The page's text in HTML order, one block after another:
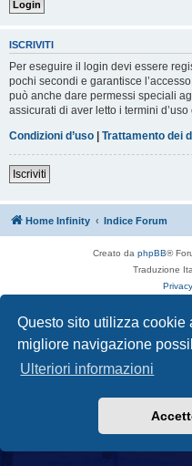
Questo sito utilizza cookie
migliore navigazione
Ulteriori informazioni
ISCRIVITI
Per eseguire il login devi essere
pochi secondi e garantisce
può anche dare permessi speciali
assicurati di aver letto i termini d’uso
Condizioni d’uso | Trattamento dei
Iscriviti
Home Infinity Indice Forum
Creato da phpBB®
Traduzione
Privacy